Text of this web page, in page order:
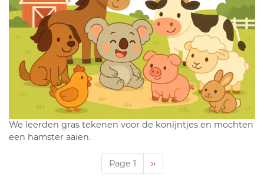
We leerden gras tekenen voor de konijntjes en mochten
een hamster aaien.
Page 1
Volgende
pagina
››